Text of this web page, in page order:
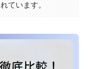
ています。